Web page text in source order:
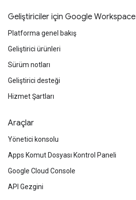
Geliştiriciler için Google Workspace
Platforma genel bakış
Geliştirici ürünleri
Sürüm notları
Geliştirici desteği
Hizmet Şartları
Araçlar
Yönetici konsolu
Apps Komut Dosyası Kontrol Paneli
Google Cloud Console
API Gezgini